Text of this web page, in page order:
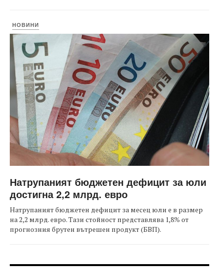
НОВИНИ
Натрупаният бюджетен дефицит за юли
достигна 2,2 млрд. евро
Натрупаният бюджетен дефицит за месец юли е в размер
на 2,2 млрд. евро. Тази стойност представлява 1,8% от
прогнозния брутен вътрешен продукт (БВП).